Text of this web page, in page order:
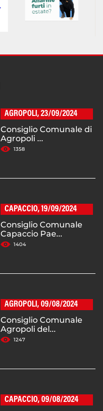
AGROPOLI, 23/09/2024
Consiglio Comunale di
Agropoli ...
1358
CAPACCIO, 19/09/2024
Consiglio Comunale
Capaccio Pae...
1404
AGROPOLI, 09/08/2024
Consiglio Comunale
Agropoli del...
1247
CAPACCIO, 09/08/2024